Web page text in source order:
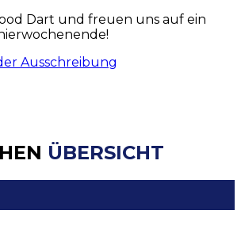
Dart und freuen uns auf ein
Ausschreibung
ÜBERSICHT